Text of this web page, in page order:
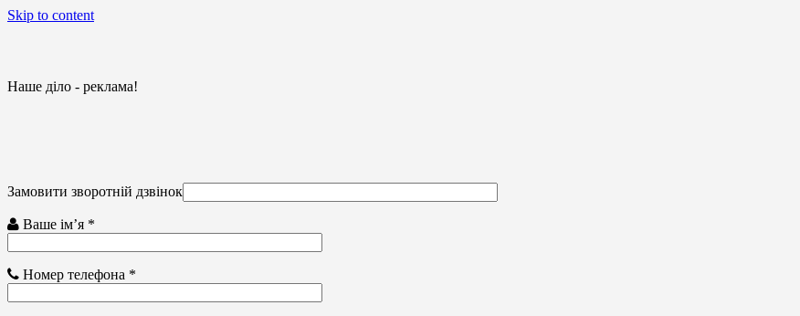
Skip to content
Наше діло - реклама!
Замовити зворотній дзвінок
Ваше ім’я *
Номер телефона *